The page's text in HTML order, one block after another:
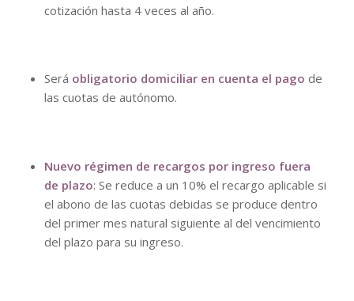
cotización hasta 4 veces al año.
Será obligatorio domiciliar en cuenta el pago de
las cuotas de autónomo.
Nuevo régimen de recargos por ingreso fuera
de plazo: Se reduce a un 10% el recargo aplicable si
el abono de las cuotas debidas se produce dentro
del primer mes natural siguiente al del vencimiento
del plazo para su ingreso.